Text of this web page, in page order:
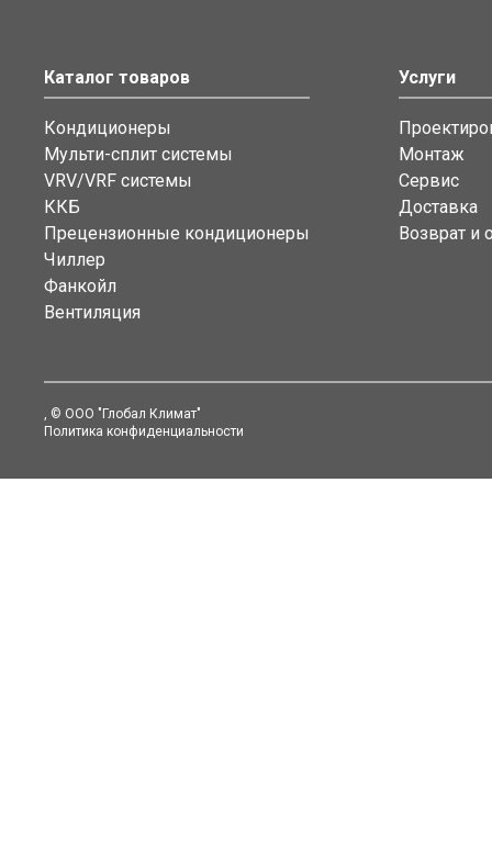
Каталог товаров
Кондиционеры
Мульти-сплит системы
VRV/VRF системы
ККБ
Прецензионные кондиционеры
Чиллер
Фанкойл
Вентиляция
Услуги
Монтаж
Сервис
Доставка
Возврат и
, © ООО "Глобал Климат"
Политика конфиденциальности